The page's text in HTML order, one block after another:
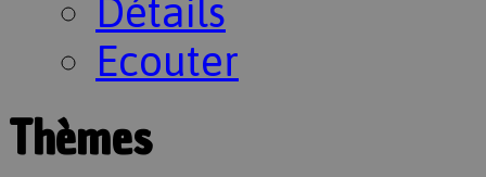
Détails
Ecouter
Thèmes